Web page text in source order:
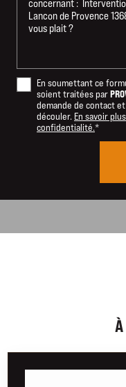
En soumettant ce
soient traitées par
demande de contact
découler. En savoir
confidentialité.*